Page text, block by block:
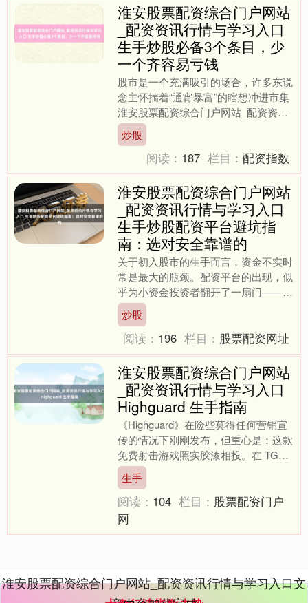
淮安股票配资综合门户网站
_配资资讯行情与学习入口
生手炒股必备3个条目，少
一个齐容易亏钱
股市是一个充满吸引的场合，许多东说
念主怀揣着“通宵暴富”的瞎想冲进市集
淮安股票配资综合门户网站_配资资讯
行情与学习入口，成果却相同是“通宵
回到平静前”。关于生手....
炒股
阅读： 187 栏目：配资指数
淮安股票配资综合门户网站
_配资资讯行情与学习入口
生手炒股配资平台避坑指
南：选对安全靠谱的
关于初入股市的生手而言，资金不实时
常是最大的瓶颈。配资平台的出现，似
乎为小资金投资者翻开了一扇门——用
小数保证金撬动数倍资金，放大收益。
干系词，高杠杆背后也潜伏....
炒股
阅读： 196 栏目： 股票配资网址
淮安股票配资综合门户网站
_配资资讯行情与学习入口
Highguard 生手指南
《Highguard》在险些莫得任何营销宣
传的情况下刚刚发布，但重心是：这款
免费射击游戏照实胶漆相投。在 TGA
受奖庆典惊艳亮相并履历了几周的千里
寂后，这款交....
生手
阅读： 104 栏目： 股票配资门户
网
淮安股票配资综合门户网站_配资资讯行情与学习入口文